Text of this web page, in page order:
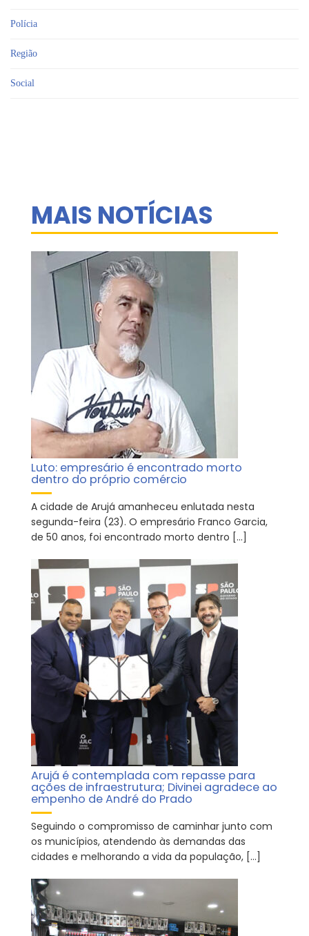
Polícia
Região
Social
MAIS NOTÍCIAS
Luto: empresário é encontrado morto
dentro do próprio comércio
A cidade de Arujá amanheceu enlutada nesta
segunda-feira (23). O empresário Franco Garcia,
de 50 anos, foi encontrado morto dentro […]
Arujá é contemplada com repasse para
ações de infraestrutura; Divinei agradece ao
empenho de André do Prado
Seguindo o compromisso de caminhar junto com
os municípios, atendendo às demandas das
cidades e melhorando a vida da população, […]